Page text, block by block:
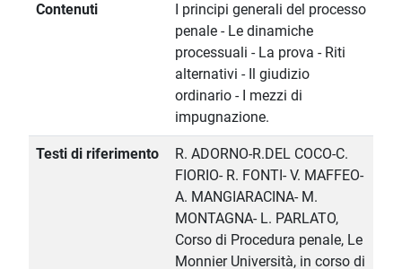
Contenuti
I principi generali del processo
penale - Le dinamiche
processuali - La prova - Riti
alternativi - Il giudizio
ordinario - I mezzi di
impugnazione.
Testi di riferimento
R. ADORNO-R.DEL COCO-C.
FIORIO- R. FONTI- V. MAFFEO-
A. MANGIARACINA- M.
MONTAGNA- L. PARLATO,
Corso di Procedura penale, Le
Monnier Università, in corso di